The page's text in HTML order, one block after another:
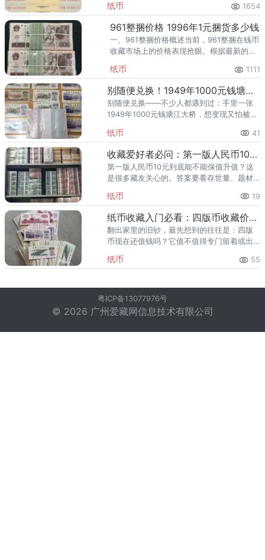
实行了一系列措施，包括实行计划经济、加
强税收等政策，以保持货
纸币 1654
961整捆价格 1996年1元捆货多少钱
一、961整捆价格概述当前，961整捆在钱币
收藏市场上的价格表现抢眼。根据最新的市
元人民币之间，具体价格则受到多种因素的
共同影响而有所波
纸币 1111
别随便兑换！1949年1000元钱塘江大桥值多少钱，收藏价翻了几十倍
别随便兑换——不少人都遇到过：手里一张
1949年1000元钱塘江大桥，想变现又怕被压
币里的热门品种，收藏价值一直在线，下面
从收藏逻辑、
纸币 41
收藏爱好者必问：第一版人民币10元值多少钱，最新答案来了
第一版人民币10元到底能不能保值升值？这
是很多藏友关心的。答案要看存世量、题材
性，长期看确有增值空间。下面展开说。
一、第一版人民币10元收
纸币 19
纸币收藏入门必看：四版币收藏价值，一文讲清楚
翻出家里的旧钞，最先想到的往往是：四版
币现在还值钱吗？它值不值得专门留着或出
决定，下面逐一说清。 一、四版币收藏价值
纸币 55
粤ICP备13077976号
© 2026 广州爱藏网信息技术有限公司